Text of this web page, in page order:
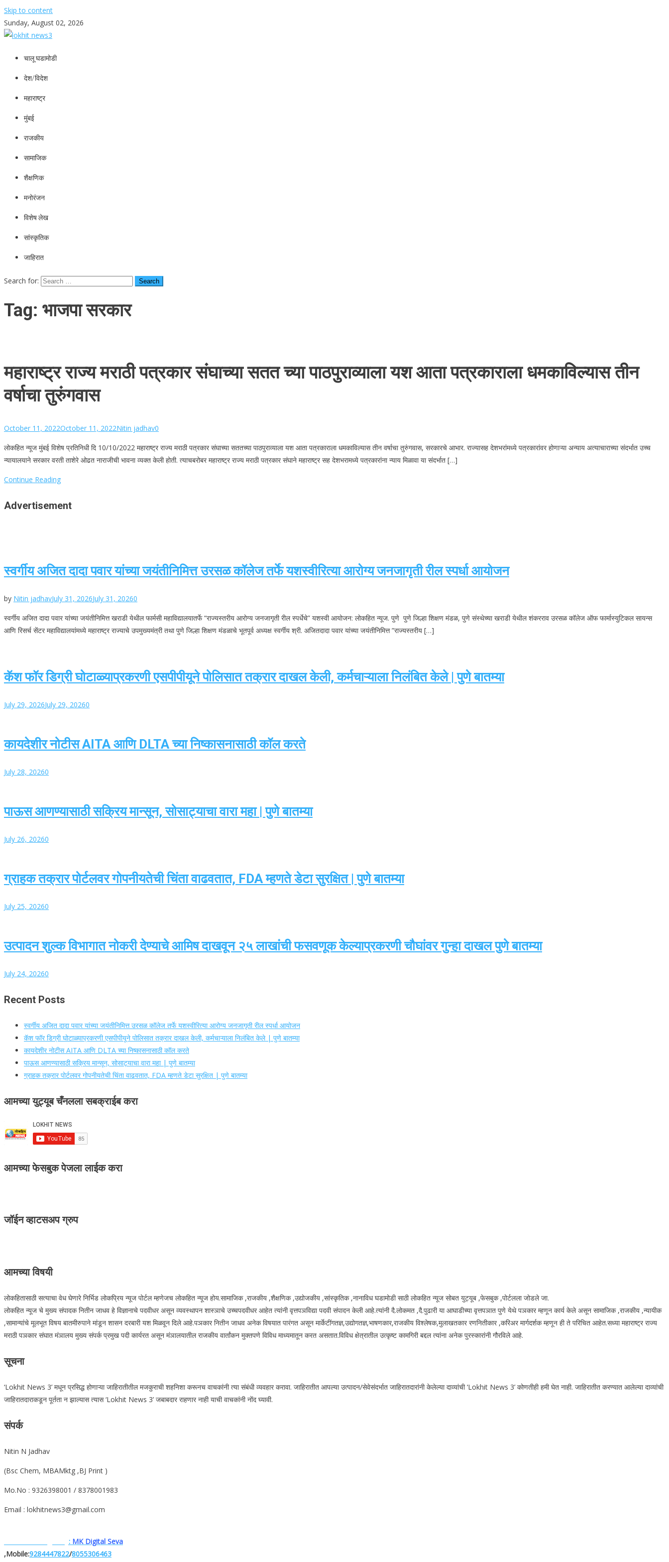
Skip to content
Sunday, August 02, 2026
lokhit news3
lokhit news 3
चालू घडामोडी
देश/विदेश
महाराष्ट्र
मुंबई
राजकीय
सामाजिक
शैक्षणिक
मनोरंजन
विशेष लेख
सांस्कृतिक
जाहिरात
Search for:
Tag: भाजपा सरकार
महाराष्ट्र राज्य मराठी पत्रकार संघाच्या सतत च्या पाठपुराव्याला यश आता पत्रकाराला धमकाविल्यास तीन
वर्षाचा तुरुंगवास
October 11, 2022October 11, 2022Nitin jadhav0
लोकहित न्यूज मुंबई विशेष प्रतिनिधी दि 10/10/2022 महाराष्ट्र राज्य मराठी पत्रकार संघाच्या सततच्या पाठपुराव्याला यश आता पत्रकाराला धमकाविल्यास तीन वर्षाचा तुरुंगवास, सरकारचे आभार. राज्यासह देशभरांमध्ये पत्रकारांवर होणाऱ्या अन्याय अत्याचाराच्या संदर्भात उच्च
न्यायालयाने सरकार वरती ताशेरे ओढत नाराजीची भावना व्यक्त केली होती. त्याचबरोबर महाराष्ट्र राज्य मराठी पत्रकार संघाने महाराष्ट्र सह देशभरामध्ये पत्रकारांना न्याय मिळावा या संदर्भात […]
Continue Reading
Advertisement
स्वर्गीय अजित दादा पवार यांच्या जयंतीनिमित्त उरसळ कॉलेज तर्फे यशस्वीरित्या आरोग्य जनजागृती रील स्पर्धा आयोजन
by Nitin jadhavJuly 31, 2026July 31, 20260
स्वर्गीय अजित दादा पवार यांच्या जयंतीनिमित्त खराडी येथील फार्मसी महाविद्यालयातर्फे “राज्यस्तरीय आरोग्य जनजागृती रील स्पर्धेचे” यशस्वी आयोजन: लोकहित न्यूज. पुणे पुणे जिल्हा शिक्षण मंडळ, पुणे संस्थेच्या खराडी येथील शंकरराव उरसळ कॉलेज ऑफ फार्मास्युटिकल सायन्स
आणि रिसर्च सेंटर महाविद्यालयांमध्ये महाराष्ट्र राज्याचे उपमुख्यमंत्री तथा पुणे जिल्हा शिक्षण मंडळाचे भूतपूर्व अध्यक्ष स्वर्गीय श्री. अजितदादा पवार यांच्या जयंतीनिमित्त ”राज्यस्तरीय […]
कॅश फॉर डिग्री घोटाळ्याप्रकरणी एसपीपीयूने पोलिसात तक्रार दाखल केली, कर्मचाऱ्याला निलंबित केले | पुणे बातम्या
July 29, 2026July 29, 20260
कायदेशीर नोटीस AITA आणि DLTA च्या निष्कासनासाठी कॉल करते
July 28, 20260
पाऊस आणण्यासाठी सक्रिय मान्सून, सोसाट्याचा वारा महा | पुणे बातम्या
July 26, 20260
ग्राहक तक्रार पोर्टलवर गोपनीयतेची चिंता वाढवतात, FDA म्हणते डेटा सुरक्षित | पुणे बातम्या
July 25, 20260
उत्पादन शुल्क विभागात नोकरी देण्याचे आमिष दाखवून २५ लाखांची फसवणूक केल्याप्रकरणी चौघांवर गुन्हा दाखल पुणे बातम्या
July 24, 20260
Recent Posts
स्वर्गीय अजित दादा पवार यांच्या जयंतीनिमित्त उरसळ कॉलेज तर्फे यशस्वीरित्या आरोग्य जनजागृती रील स्पर्धा आयोजन
कॅश फॉर डिग्री घोटाळ्याप्रकरणी एसपीपीयूने पोलिसात तक्रार दाखल केली, कर्मचाऱ्याला निलंबित केले | पुणे बातम्या
कायदेशीर नोटीस AITA आणि DLTA च्या निष्कासनासाठी कॉल करते
पाऊस आणण्यासाठी सक्रिय मान्सून, सोसाट्याचा वारा महा | पुणे बातम्या
ग्राहक तक्रार पोर्टलवर गोपनीयतेची चिंता वाढवतात, FDA म्हणते डेटा सुरक्षित | पुणे बातम्या
आमच्या युट्यूब चँनलला सबक्राईब करा
आमच्या फेसबुक पेजला लाईक करा
जॉईन व्हाटसअप ग्रुप
आमच्या विषयी
लोकहितासाठी सत्याचा वेध घेणारे निर्भिड लोकप्रिय न्यूज पोर्टल म्हणेजच लोकहित न्यूज होय.सामाजिक ,राजकीय ,शैक्षणिक ,उद्योजकीय ,सांस्कृतिक ,नानाविध घडामोडी साठी लोकहित न्यूज सोबत युट्यूब ,फेसबुक ,पोर्टलला जोडले जा.
लोकहित न्यूज चे मुख्य संपादक नितीन जाधव हे विज्ञानाचे पदवीधर असून व्यवस्थापन शास्ञाचे उच्चपदवीधर आहेत त्यांनी वृत्तपञविद्या पदवी संपादन केली आहे.त्यांनी दै.लोकमत ,दै.पुढारी या आघाडीच्या वृत्तपञात पुणे येथे पञकार म्हणून कार्य केले असून सामाजिक ,राजकीय ,न्यायीक
,सामान्यांचे मूलभूत विषय बातमीरुपाने मांडून शासन दरबारी यश मिळवून दिले आहे.पञकार नितीन जाधव अनेक विषयात पारंगत असून मार्केटींगतज्ञ,उद्योगतज्ञ,भाषणकार,राजकीय विश्लेषक,मुलाखतकार रणनितीकार ,करिअर मार्गदर्शक म्हणून ही ते परिचित आहेत.सध्या महाराष्ट्र राज्य
मराठी पञकार संघात मंञालय मुख्य संपर्क प्रमुख पदी कार्यरत असून मंञालयातील राजकीय वार्तांकन मुक्तपणे विविध माध्यमातून करत असतात.विविध क्षेत्रातील उत्कृष्ट कामगिरी बद्दल त्यांना अनेक पुरस्कारांनी गौरविले आहे.
सूचना
‘Lokhit News 3’ मधून प्रसिद्ध होणाऱ्या जाहिरातीतील मजकुराची शहनिशा करूनच वाचकांनी त्या संबंधी व्यवहार करावा. जाहिरातीत आपल्या उत्पादन/सेवेसंदर्भात जाहिरातदारांनी केलेल्या दाव्यांची ‘Lokhit News 3’ कोणतीही हमी घेत नाही. जाहिरातीत करण्यात आलेल्या दाव्यांची
जाहिरातदाराकडून पूर्तता न झाल्यास त्यास ‘Lokhit News 3’ जबाबदार राहणार नाही याची वाचकांनी नोंद घ्यावी.
संपर्क
Nitin N Jadhav
(Bsc Chem, MBAMktg ,BJ Print )
Mo.No : 9326398001 / 8378001983
Email : lokhitnews3@gmail.com
: MK Digital Seva
,Mobile:9284447822/8055306463